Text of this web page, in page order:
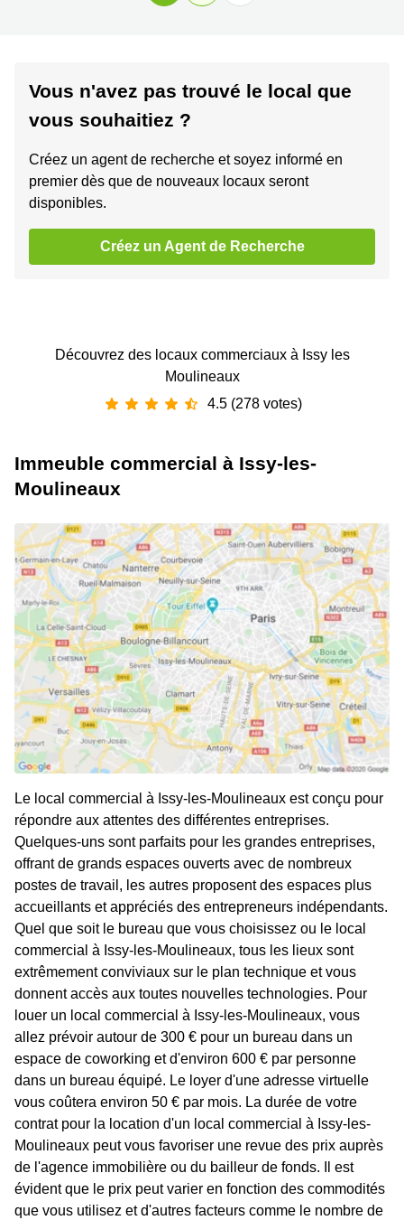
Vous n'avez pas trouvé le local que
vous souhaitiez ?
Créez un agent de recherche et soyez informé en
premier dès que de nouveaux locaux seront
disponibles.
Créez un Agent de Recherche
Découvrez des locaux commerciaux à Issy les
Moulineaux
4.5 (278 votes)
Immeuble commercial à Issy-les-
Moulineaux
Le local commercial à Issy-les-Moulineaux est conçu pour
répondre aux attentes des différentes entreprises.
Quelques-uns sont parfaits pour les grandes entreprises,
offrant de grands espaces ouverts avec de nombreux
postes de travail, les autres proposent des espaces plus
accueillants et appréciés des entrepreneurs indépendants.
Quel que soit le bureau que vous choisissez ou le local
commercial à Issy-les-Moulineaux, tous les lieux sont
extrêmement conviviaux sur le plan technique et vous
donnent accès aux toutes nouvelles technologies. Pour
louer un local commercial à Issy-les-Moulineaux, vous
allez prévoir autour de 300 € pour un bureau dans un
espace de coworking et d'environ 600 € par personne
dans un bureau équipé. Le loyer d'une adresse virtuelle
vous coûtera environ 50 € par mois. La durée de votre
contrat pour la location d'un local commercial à Issy-les-
Moulineaux peut vous favoriser une revue des prix auprès
de l'agence immobilière ou du bailleur de fonds. Il est
évident que le prix peut varier en fonction des commodités
que vous utilisez et d'autres facteurs comme le nombre de